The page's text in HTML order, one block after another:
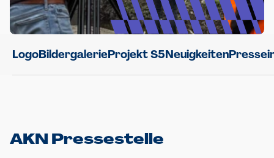
LogoBildergalerieProjekt S5Neuigkeiten
AKN Pressestelle